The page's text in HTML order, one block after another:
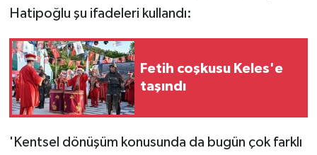
Hatipoğlu şu ifadeleri kullandı:
Fetih coşkusu Keles'e
taşındı
'Kentsel dönüşüm konusunda da bugün çok farklı